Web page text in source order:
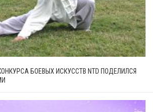
БОЕВЫХ ИСКУССТВ NTD ПОДЕЛИЛСЯ